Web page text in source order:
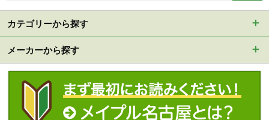
カテゴリーから探す
メーカーから探す